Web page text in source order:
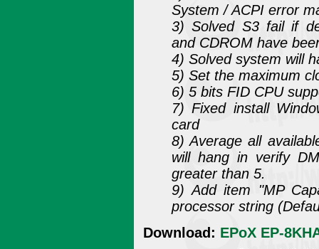
System / ACPI error
3) Solved S3 fail if
and CDROM have
4) Solved system will
5) Set the maximum
6) 5 bits FID CPU
7) Fixed install
card
8) Average all
will hang in verify
greater than 5.
9) Add item "MP
processor string
Download: EPoX EP-